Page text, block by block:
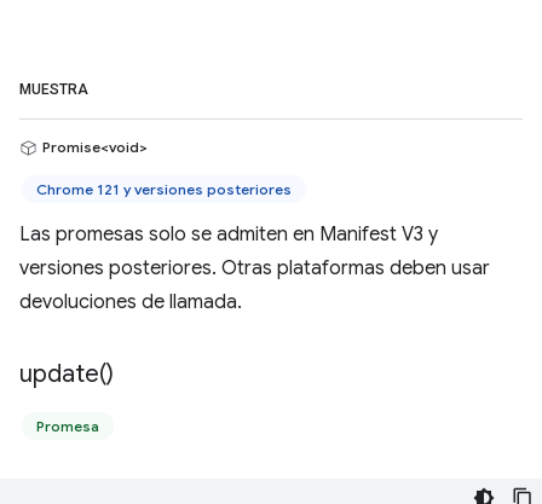
MUESTRA
Promise<void>
Chrome 121 y versiones posteriores
Las promesas solo se admiten en Manifest V3 y
versiones posteriores. Otras plataformas deben usar
devoluciones de llamada.
update()
Promesa